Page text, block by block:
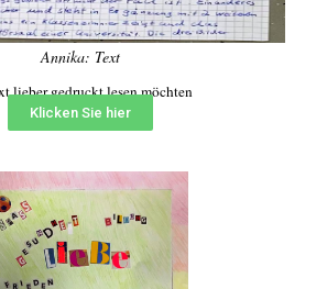
Annika: Text
lieber gedruckt lesen möchten
Klicken Sie hier